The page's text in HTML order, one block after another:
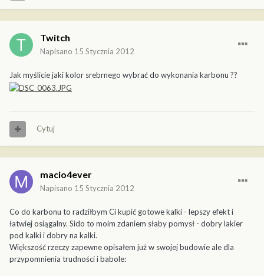
Twitch
Napisano 15 Stycznia 2012
Jak myślicie jaki kolor srebrnego wybrać do wykonania karbonu ??
Cytuj
macio4ever
Napisano 15 Stycznia 2012
Co do karbonu to radziłbym Ci kupić gotowe kalki - lepszy efekt i
łatwiej osiągalny. Sido to moim zdaniem słaby pomysł - dobry lakier
pod kalki i dobry na kalki.
Większość rzeczy zapewne opisałem już w swojej budowie ale dla
przypomnienia trudności i babole: